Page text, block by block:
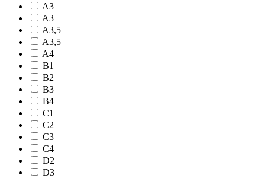
A3
A3
A3,5
A3,5
A4
B1
B2
B3
B4
C1
C2
C3
C4
D2
D3